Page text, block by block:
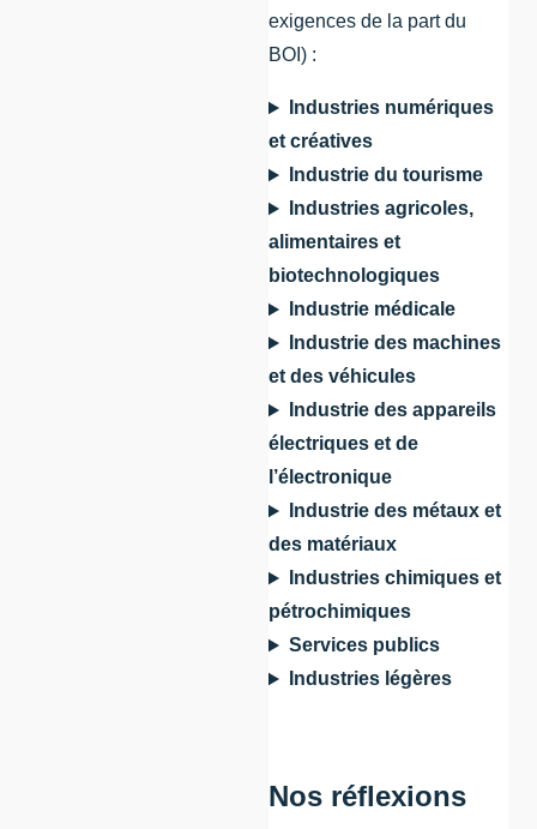
exigences de la part du
BOI) :
Industries numériques
et créatives
Industrie du tourisme
Industries agricoles,
alimentaires et
biotechnologiques
Industrie médicale
Industrie des machines
et des véhicules
Industrie des appareils
électriques et de
l’électronique
Industrie des métaux et
des matériaux
Industries chimiques et
pétrochimiques
Services publics
Industries légères
Nos réflexions